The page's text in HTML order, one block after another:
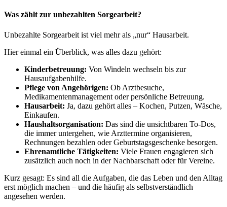
Was zählt zur unbezahlten Sorgearbeit?
Unbezahlte Sorgearbeit ist viel mehr als „nur“ Hausarbeit.
Hier einmal ein Überblick, was alles dazu gehört:
Kinderbetreuung: Von Windeln wechseln bis zur
Hausaufgabenhilfe.
Pflege von Angehörigen: Ob Arztbesuche,
Medikamentenmanagement oder persönliche Betreuung.
Hausarbeit: Ja, dazu gehört alles – Kochen, Putzen, Wäsche,
Einkaufen.
Haushaltsorganisation: Das sind die unsichtbaren To-Dos,
die immer untergehen, wie Arzttermine organisieren,
Rechnungen bezahlen oder Geburtstagsgeschenke besorgen.
Ehrenamtliche Tätigkeiten: Viele Frauen engagieren sich
zusätzlich auch noch in der Nachbarschaft oder für Vereine.
Kurz gesagt: Es sind all die Aufgaben, die das Leben und den Alltag
erst möglich machen – und die häufig als selbstverständlich
angesehen werden.